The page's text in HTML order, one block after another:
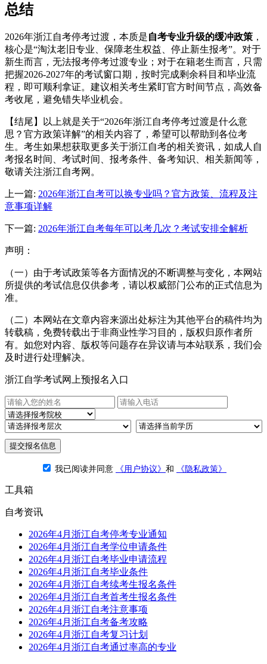
总结
2026年浙江自考停考过渡，本质是自考专业升级的缓冲政策 ，
核心是“淘汰老旧专业、保障老生权益、停止新生报考”。对于
新生而言，无法报考停考过渡专业；对于在籍老生而言，只需
把握2026-2027年的考试窗口期，按时完成剩余科目和毕业流
程，即可顺利拿证。建议相关考生紧盯官方时间节点，高效备
考收尾，避免错失毕业机会。
【结尾】以上就是关于“2026年浙江自考停考过渡是什么意
思？官方政策详解”的相关内容了，希望可以帮助到各位考
生。考生如果想获取更多关于浙江自考的相关资讯，如成人自
考报名时间、考试时间、报考条件、备考知识、相关新闻等，
敬请关注浙江自考网。
上一篇: 2026年浙江自考可以换专业吗？官方政策、流程及注
意事项详解
下一篇: 2026年浙江自考每年可以考几次？考试安排全解析
声明：
（一）由于考试政策等各方面情况的不断调整与变化，本网站
所提供的考试信息仅供参考，请以权威部门公布的正式信息为
准。
（二）本网站在文章内容来源出处标注为其他平台的稿件均为
转载稿，免费转载出于非商业性学习目的，版权归原作者所
有。如您对内容、版权等问题存在异议请与本站联系，我们会
及时进行处理解决。
浙江自学考试网上预报名入口
提交报名信息
我已阅读并同意 《用户协议》 和 《隐私政策》
工具箱
自考资讯
2026年4月浙江自考停考专业通知
2026年4月浙江自考学位申请条件
2026年4月浙江自考毕业申请流程
2026年4月浙江自考毕业条件
2026年4月浙江自考续考生报名条件
2026年4月浙江自考首考生报名条件
2026年4月浙江自考注意事项
2026年4月浙江自考备考攻略
2026年4月浙江自考复习计划
2026年4月浙江自考通过率高的专业